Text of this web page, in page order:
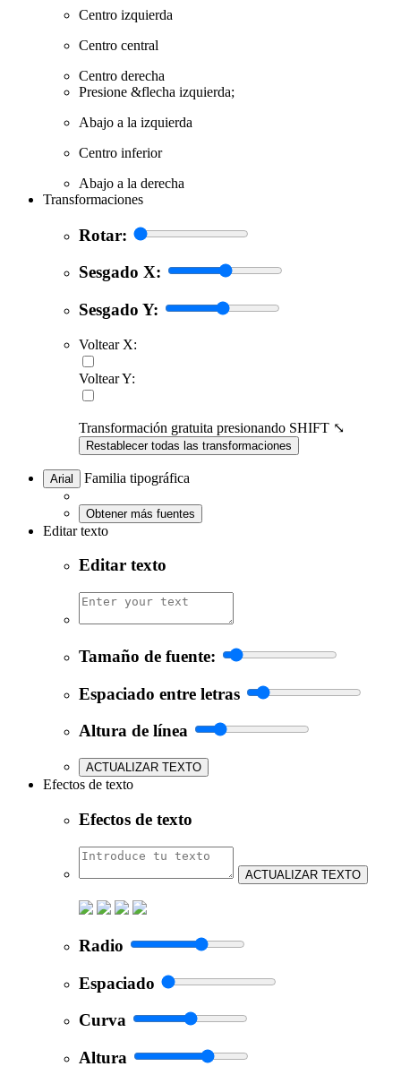
Centro izquierda
Centro central
Centro derecha
Presione &flecha izquierda;
Abajo a la izquierda
Centro inferior
Abajo a la derecha
Transformaciones
Rotar:
Sesgado X:
Sesgado Y:
Voltear X:
Voltear Y:
Transformación gratuita presionando SHIFT ⤡
Restablecer todas las transformaciones
Arial Familia tipográfica
Obtener más fuentes
Editar texto
Editar texto
Tamaño de fuente:
Espaciado entre letras
Altura de línea
ACTUALIZAR TEXTO
Efectos de texto
Efectos de texto
ACTUALIZAR TEXTO
Radio
Espaciado
Curva
Altura